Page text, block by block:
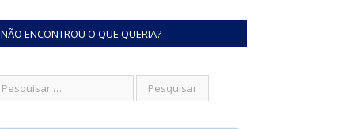
NÃO ENCONTROU O QUE QUERIA?